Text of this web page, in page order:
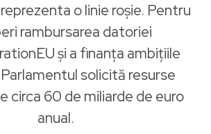
o linie roșie. Pentru
rambursarea datoriei
și a finanța ambițiile
solicită resurse
circa 60 de miliarde de euro
anual.